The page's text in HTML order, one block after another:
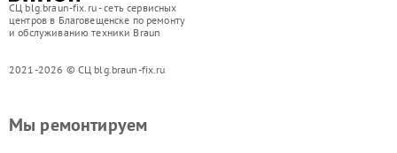
СЦ blg.braun-fix.ru - сеть сервисных
центров в Благовещенске по ремонту
и обслуживанию техники Braun
2021-2026 © СЦ blg.braun-fix.ru
Мы ремонтируем